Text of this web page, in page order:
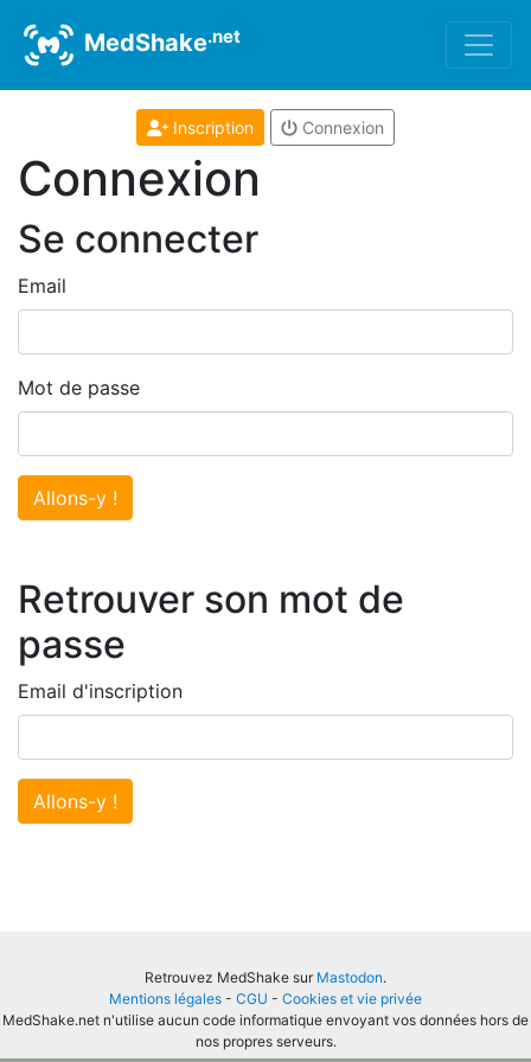
MedShake.net
Inscription Connexion
Connexion
Se connecter
Email
Mot de passe
Allons-y !
Retrouver son mot de
passe
Email d'inscription
Allons-y !
Retrouvez MedShake sur Mastodon.
Mentions légales - CGU - Cookies et vie privée
MedShake.net n'utilise aucun code informatique envoyant vos données hors de
nos propres serveurs.